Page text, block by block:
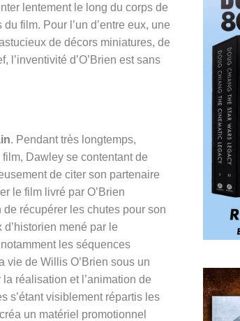
lentement le long du corps de
film. Pour l’un d’entre eux, une
de décors miniatures, de
l’inventivité d’O’Brien est sans
. Pendant très longtemps,
film, Dawley se contentant de
de citer son partenaire
le film livré par O’Brien
récupérer les chutes pour son
mené par le
les séquences
vie de Willis O’Brien sous un
réalisation et l’animation de
s’étant visiblement répartis les
un matériel promotionnel